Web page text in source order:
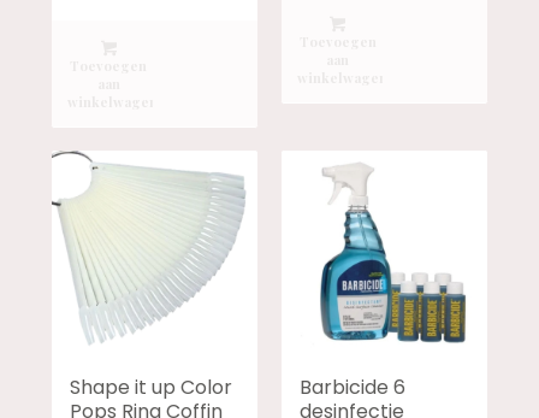
Shape it up Color
Pops Ring Coffin
Barbicide 6
desinfectie